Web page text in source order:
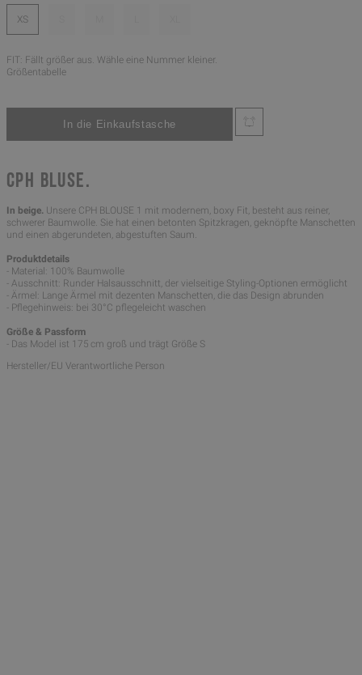
XS
FIT: Fällt größer aus. Wähle eine Nummer kleiner.
Größentabelle
CPH BLUSE.
In beige. Unsere CPH BLOUSE 1 mit modernem, boxy Fit, besteht aus reiner,
schwerer Baumwolle. Sie hat einen betonten Spitzkragen, geknöpfte Manschetten
und einen abgerundeten, abgestuften Saum.
Produktdetails
- Material: 100% Baumwolle
- Ausschnitt: Runder Halsausschnitt, der vielseitige Styling-Optionen ermöglicht
- Ärmel: Lange Ärmel mit dezenten Manschetten, die das Design abrunden
- Pflegehinweis: bei 30°C pflegeleicht waschen
Größe & Passform
- Das Model ist 175 cm groß und trägt Größe S
Hersteller/EU Verantwortliche Person